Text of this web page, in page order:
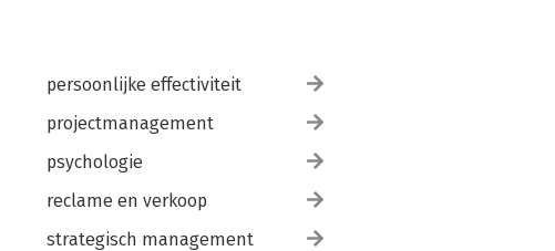
persoonlijke effectiviteit
projectmanagement
psychologie
reclame en verkoop
strategisch management